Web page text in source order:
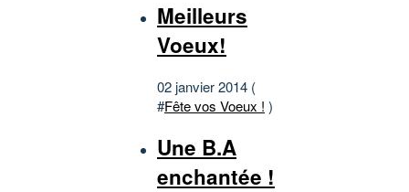
Meilleurs
Voeux!
02 janvier 2014 (
#Fête vos Voeux ! )
Une B.A
enchantée !